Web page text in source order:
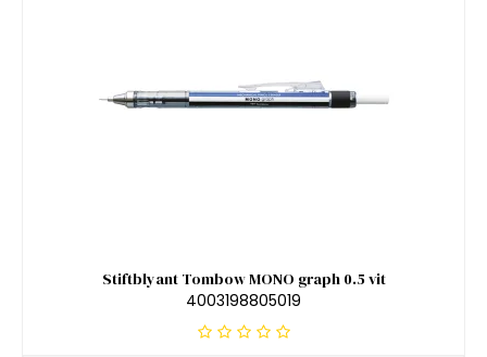
Stiftblyant Tombow MONO graph 0.5 vit
4003198805019